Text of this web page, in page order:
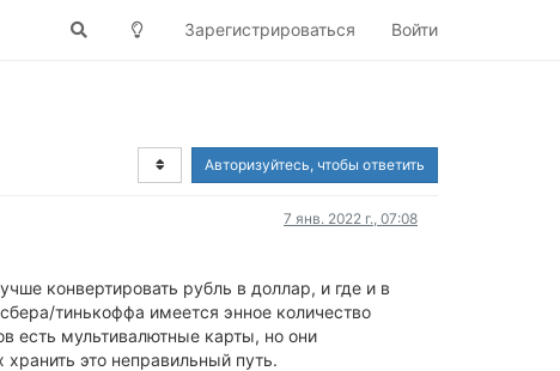
Зарегистрироваться Войти
Авторизуйтесь, чтобы ответить
7 янв. 2022 г., 07:08
конвертировать рубль в доллар, и где и в
тинькоффа имеется энное количество
есть мультивалютные карты, но они
это неправильный путь.